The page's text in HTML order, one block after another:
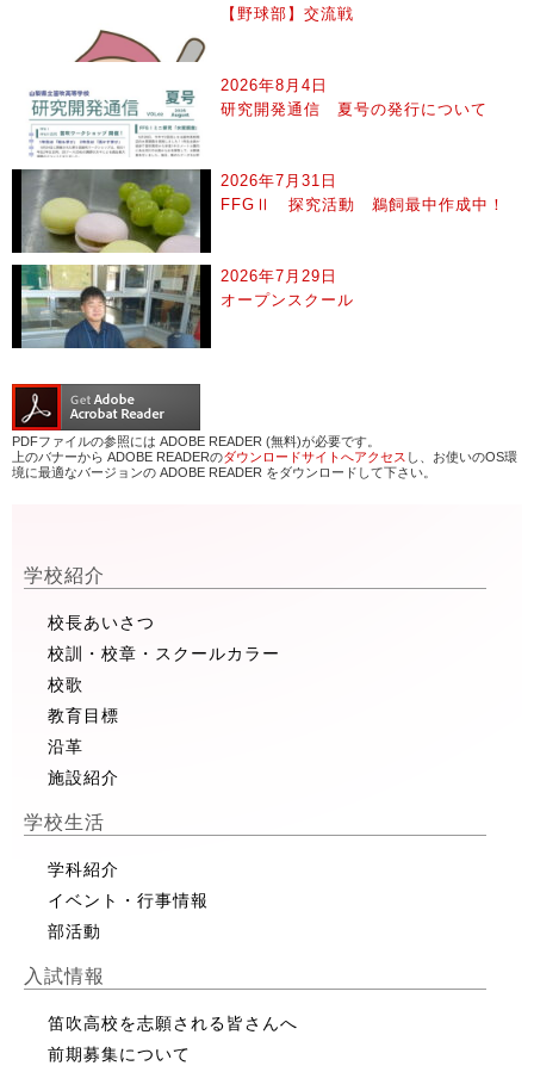
【野球部】交流戦
2026年8月4日
研究開発通信 夏号の発行について
2026年7月31日
FFGⅡ 探究活動 鵜飼最中作成中！
2026年7月29日
オープンスクール
PDFファイルの参照には ADOBE READER (無料)が必要です。
上のバナーから ADOBE READERのダウンロードサイトへアクセス し、お使いのOS環
境に最適なバージョンの ADOBE READER をダウンロードして下さい。
学校紹介
校長あいさつ
校訓・校章・スクールカラー
校歌
教育目標
沿革
施設紹介
学校生活
学科紹介
イベント・行事情報
部活動
入試情報
笛吹高校を志願される皆さんへ
前期募集について